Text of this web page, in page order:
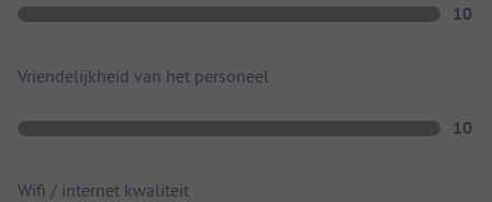
10
Vriendelijkheid van het personeel
10
Wifi / internet kwaliteit